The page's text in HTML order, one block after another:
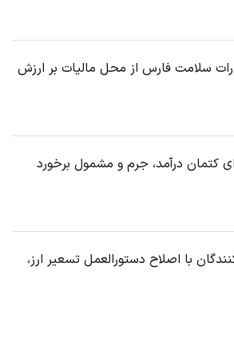
سلامت فارس از محل مالیات بر ارزش
کتمان درآمد، جرم و مشمول برخورد
با اصلاح دستورالعمل تسعیر ارز،